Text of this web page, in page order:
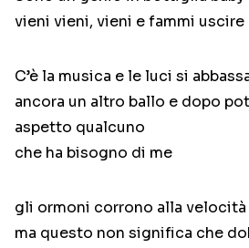
vieni vieni, vieni e fammi uscire
C’è la musica e le luci si
ancora un altro ballo e dopo
aspetto qualcuno
che ha bisogno di me
gli ormoni corrono alla
ma questo non significa che